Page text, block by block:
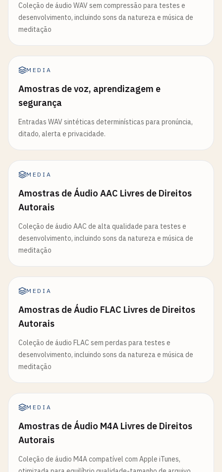
Coleção de áudio WAV sem compressão para testes e
desenvolvimento, incluindo sons da natureza e música de
meditação
MEDIA
Amostras de voz, aprendizagem e
segurança
Entradas WAV sintéticas determinísticas para pronúncia,
ditado, alerta e privacidade.
MEDIA
Amostras de Áudio AAC Livres de Direitos
Autorais
Coleção de áudio AAC de alta qualidade para testes e
desenvolvimento, incluindo sons da natureza e música de
meditação
MEDIA
Amostras de Áudio FLAC Livres de Direitos
Autorais
Coleção de áudio FLAC sem perdas para testes e
desenvolvimento, incluindo sons da natureza e música de
meditação
MEDIA
Amostras de Áudio M4A Livres de Direitos
Autorais
Coleção de áudio M4A compatível com Apple iTunes,